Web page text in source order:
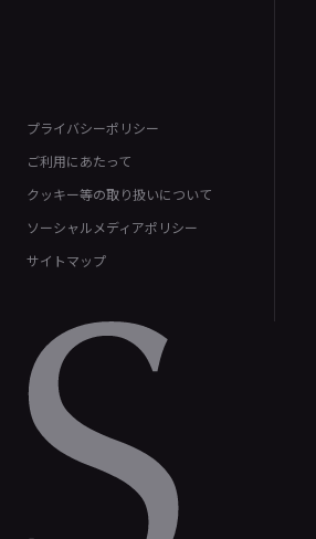
プライバシーポリシー
ご利用にあたって
クッキー等の取り扱いについて
ソーシャルメディアポリシー
サイトマップ